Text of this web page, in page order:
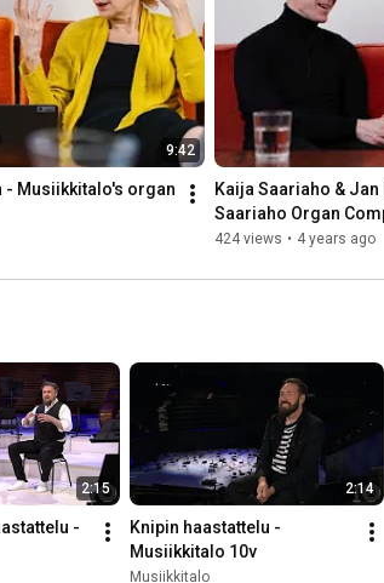
9:42
- Musiikkitalo's organ
Kaija Saariaho &
Saariaho Organ
424 views • 4 years ago
2:15
-
2:14
Knipin haastattelu -
Musiikkitalo 10v
Musiikkitalo